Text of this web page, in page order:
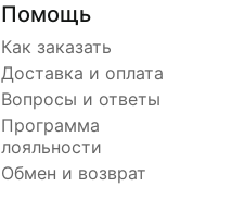
Помощь
Как заказать
Доставка и оплата
Вопросы и ответы
Программа
лояльности
Обмен и возврат